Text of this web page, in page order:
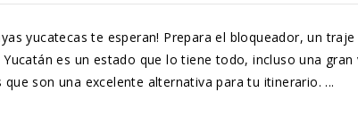
yucatecas te esperan! Prepara el bloqueador, un
es un estado que lo tiene todo, incluso una gran
que son una excelente alternativa para tu itinerario. ...